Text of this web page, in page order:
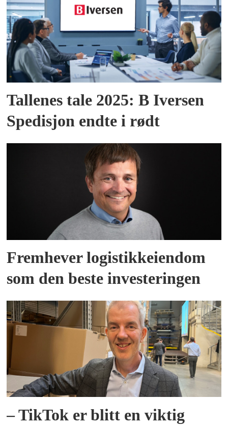
Tallenes tale 2025: B Iversen
Spedisjon endte i rødt
Fremhever logistikkeiendom
som den beste investeringen
– TikTok er blitt en viktig